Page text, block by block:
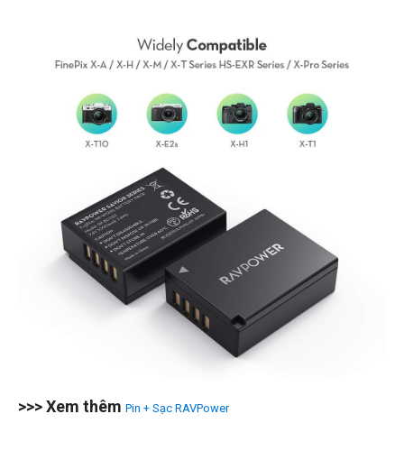
>>> Xem thêm Pin + Sạc RAVPower